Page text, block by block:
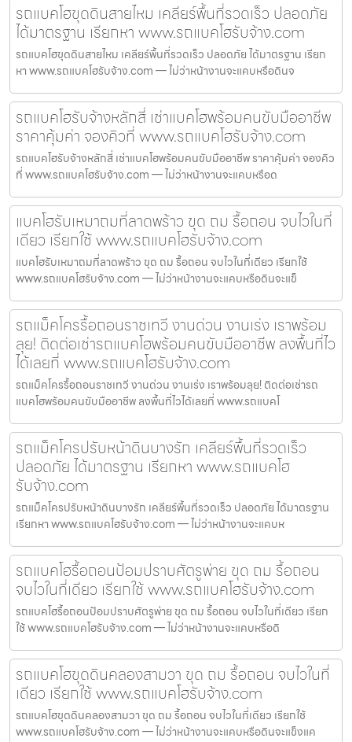
รถแบคโฮขุดดินสายไหม เคลียร์พื้นที่รวดเร็ว ปลอดภัย
ได้มาตรฐาน เรียกหา www.รถแบคโฮรับจ้าง.com
รถแบคโฮขุดดินสายไหม เคลียร์พื้นที่รวดเร็ว ปลอดภัย ได้มาตรฐาน เรียก
หา www.รถแบคโฮรับจ้าง.com — ไม่ว่าหน้างานจะแคบหรือดินจ
รถแบคโฮรับจ้างหลักสี่ เช่าแบคโฮพร้อมคนขับมืออาชีพ
ราคาคุ้มค่า จองคิวที่ www.รถแบคโฮรับจ้าง.com
รถแบคโฮรับจ้างหลักสี่ เช่าแบคโฮพร้อมคนขับมืออาชีพ ราคาคุ้มค่า จองคิว
ที่ www.รถแบคโฮรับจ้าง.com — ไม่ว่าหน้างานจะแคบหรือด
แบคโฮรับเหมาถมที่ลาดพร้าว ขุด ถม รื้อถอน จบไวในที่
เดียว เรียกใช้ www.รถแบคโฮรับจ้าง.com
แบคโฮรับเหมาถมที่ลาดพร้าว ขุด ถม รื้อถอน จบไวในที่เดียว เรียกใช้
www.รถแบคโฮรับจ้าง.com — ไม่ว่าหน้างานจะแคบหรือดินจะแข็
รถแม็คโครรื้อถอนราชเทวี งานด่วน งานเร่ง เราพร้อม
ลุย! ติดต่อเช่ารถแบคโฮพร้อมคนขับมืออาชีพ ลงพื้นที่ไว
ได้เลยที่ www.รถแบคโฮรับจ้าง.com
รถแม็คโครรื้อถอนราชเทวี งานด่วน งานเร่ง เราพร้อมลุย! ติดต่อเช่ารถ
แบคโฮพร้อมคนขับมืออาชีพ ลงพื้นที่ไวได้เลยที่ www.รถแบคโ
รถแม็คโครปรับหน้าดินบางรัก เคลียร์พื้นที่รวดเร็ว
ปลอดภัย ได้มาตรฐาน เรียกหา www.รถแบคโฮ
รับจ้าง.com
รถแม็คโครปรับหน้าดินบางรัก เคลียร์พื้นที่รวดเร็ว ปลอดภัย ได้มาตรฐาน
เรียกหา www.รถแบคโฮรับจ้าง.com — ไม่ว่าหน้างานจะแคบห
รถแบคโฮรื้อถอนป้อมปราบศัตรูพ่าย ขุด ถม รื้อถอน
จบไวในที่เดียว เรียกใช้ www.รถแบคโฮรับจ้าง.com
รถแบคโฮรื้อถอนป้อมปราบศัตรูพ่าย ขุด ถม รื้อถอน จบไวในที่เดียว เรียก
ใช้ www.รถแบคโฮรับจ้าง.com — ไม่ว่าหน้างานจะแคบหรือดิ
รถแบคโฮขุดดินคลองสามวา ขุด ถม รื้อถอน จบไวในที่
เดียว เรียกใช้ www.รถแบคโฮรับจ้าง.com
รถแบคโฮขุดดินคลองสามวา ขุด ถม รื้อถอน จบไวในที่เดียว เรียกใช้
www.รถแบคโฮรับจ้าง.com — ไม่ว่าหน้างานจะแคบหรือดินจะแข็งแค